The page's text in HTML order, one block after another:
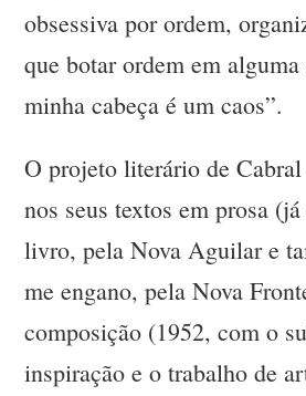
obsessiva por ordem,
que botar ordem em
minha cabeça é um caos”.
O projeto literário de
nos seus textos em prosa
livro, pela Nova Aguilar e
me engano, pela Nova
composição (1952, com o
inspiração e o trabalho de